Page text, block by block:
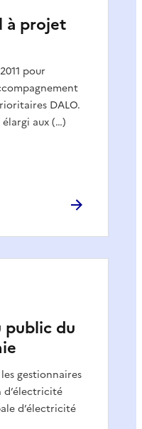
à projet
pour
DALO.
élargi aux (…)
du
gestionnaires
d’électricité
d’électricité